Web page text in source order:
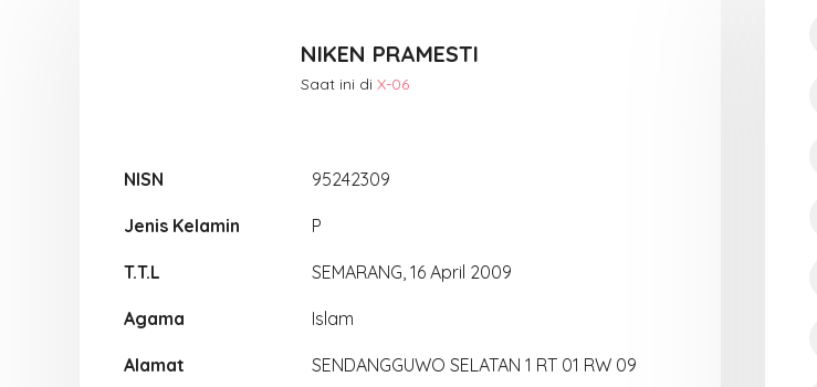
NIKEN PRAMESTI
Saat ini di X-06
NISN 95242309
Jenis Kelamin P
T.T.L SEMARANG, 16 April 2009
Agama Islam
Alamat SENDANGGUWO SELATAN 1 RT 01 RW 09